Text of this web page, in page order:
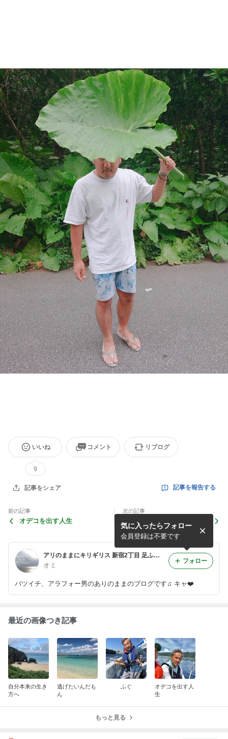
いいね
9
コメント リブログ
記事をシェア 記事を報告する
前の記事
オデコを出す人生
次の記事
アリのままにキリギリス 新宿2丁目 足ふみ堂
オミ
バツイチ、アラフォー男のありのままのブログです♫ キャ❤️
気に入ったらフォロー
会員登録は不要です
フォロー
最近の画像つき記事
自分本来の生き
方へ
逃げたいんだも
ん
ふぐ
オデコを出す人
生
もっと見る